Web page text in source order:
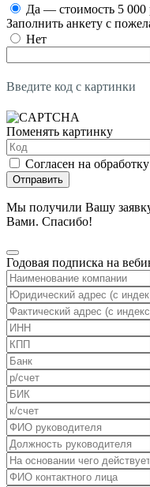
Да — стоимость 5 000
Заполнить анкету с
Нет
Введите код с картинки
Поменять картинку
Согласен на обработку
Отправить
Мы получили Вашу
Вами. Спасибо!
Годовая подписка на